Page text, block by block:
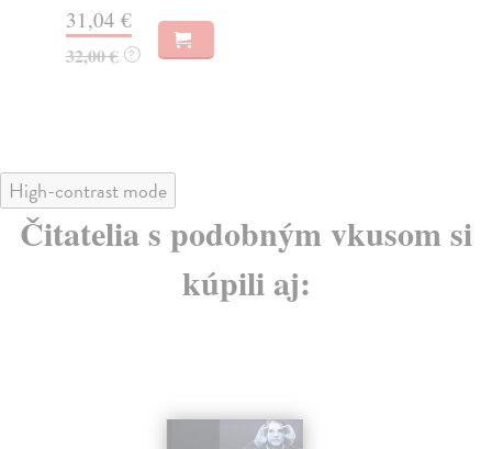
31,04 €
32,00 € ?
High-contrast mode
Čitatelia s podobným vkusom si
kúpili aj: